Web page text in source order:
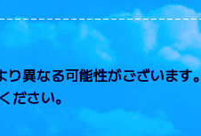
異なる可能性がございます。
ださい。